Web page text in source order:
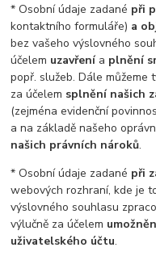
* Osobní údaje zadané při
kontaktního formuláře) a
bez vašeho výslovného
účelem uzavřenía plnění
popř. služeb. Dále
za účelem splnění našich
(zejména evidenční
a na základě našeho
našich právních nároků.
* Osobní údaje zadané při
webových rozhraní, kde je
výslovného souhlasu
výlučně za účelem
uživatelského účtu.